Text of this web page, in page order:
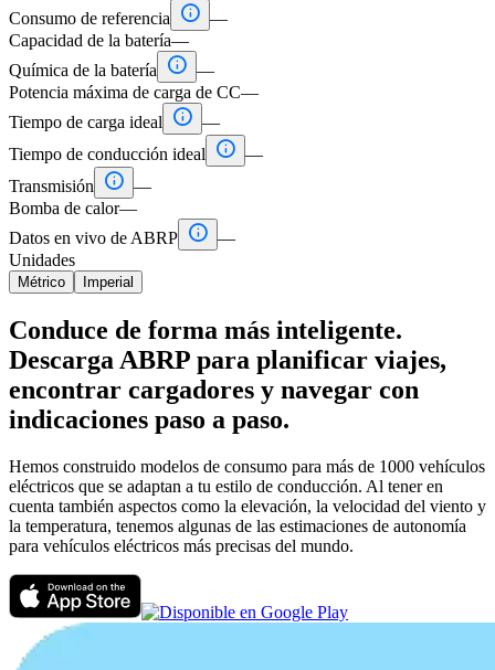
Consumo de referencia
 —
Capacidad de la batería—
Química de la batería
 —
Potencia máxima de carga de CC—
Tiempo de carga ideal
 —
Tiempo de conducción ideal
 —
Transmisión
 —
Bomba de calor—
Datos en vivo de ABRP  —
Unidades
Métrico Imperial
Conduce de forma más inteligente.
Descarga ABRP para planificar viajes,
encontrar cargadores y navegar con
indicaciones paso a paso.
Hemos construido modelos de consumo para más de 1000 vehículos
eléctricos que se adaptan a tu estilo de conducción. Al tener en
cuenta también aspectos como la elevación, la velocidad del viento y
la temperatura, tenemos algunas de las estimaciones de autonomía
para vehículos eléctricos más precisas del mundo.